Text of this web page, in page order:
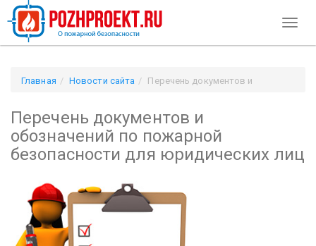
Главная Новости сайта
Перечень документов и
лиц
Перечень документов и
обозначений по пожарной
безопасности для юридических лиц